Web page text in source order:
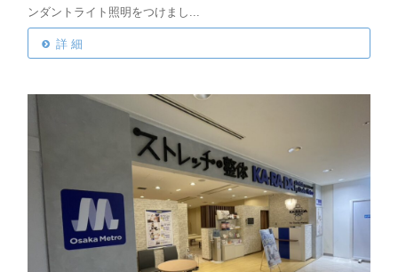
ンダントライト照明をつけまし...
詳 細